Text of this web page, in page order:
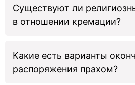
Существуют ли
в отношении кремации?
Какие есть варианты
распоряжения прахом?